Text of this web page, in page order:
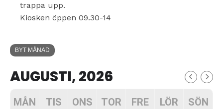
trappa upp.
Kiosken öppen 09.30-14
BYT MÅNAD
AUGUSTI, 2026
MÅN TIS ONS TOR FRE LÖR SÖN